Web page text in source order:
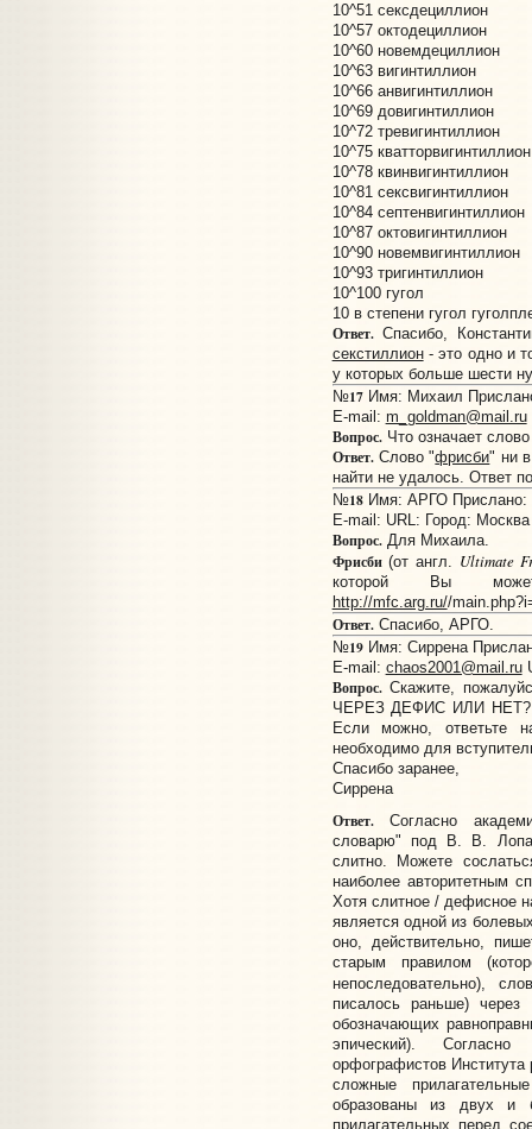
10^51 сексдециллион
10^57 октодециллион
10^60 новемдециллион
10^63 вигинтиллион
10^66 анвигинтиллион
10^69 довигинтиллион
10^72 тревигинтиллион
10^75 кватторвигинтиллион
10^78 квинвигинтиллион
10^81 сексвигинтиллион
10^84 септенвигинтиллион
10^87 октовигинтиллион
10^90 новемвигинтиллион
10^93 тригинтиллион
10^100 гугол
10 в степени гугол
Ответ.Спасибо,
секстиллион- это одно и
у которых больше шести
№17Имя: Михаил
E-mail: m_goldman@mail.ru
Вопрос.Что означает
Ответ.Слово "фрисби" ни
найти не удалось. Ответ
№18Имя: АРГО Прислано:
E-mail: URL: Город: Москва
Вопрос.Для Михаила.
Фрисби(от англ. Ultimate
которой Вы
http://mfc.arg.ru//
Ответ.Спасибо, АРГО.
№19Имя: Сиррена
E-mail: chaos2001@mail.ru
Вопрос.Скажите,
ЧЕРЕЗ ДЕФИС ИЛИ НЕТ?
Если можно, ответьте
необходимо для
Спасибо заранее,
Сиррена
Ответ.Согласно
словарю" под В. В.
слитно. Можете
наиболее авторитетным
Хотя слитное / дефисное
является одной из
оно, действительно,
старым правилом
непоследовательно),
писалось раньше)
обозначающих
эпический).
орфографистов
сложные
образованы из двух и
прилагательных перед